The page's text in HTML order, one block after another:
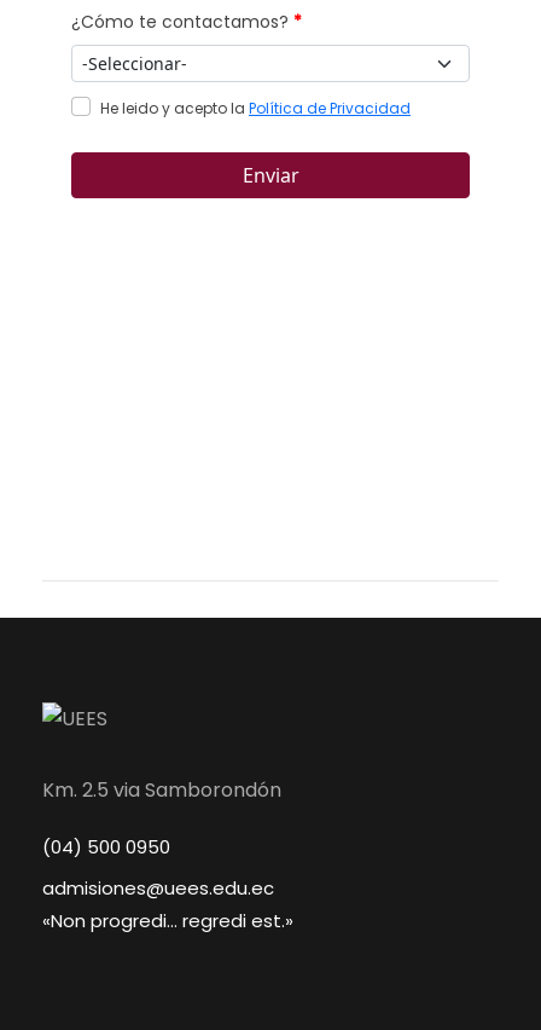
Km. 2.5 via Samborondón
(04) 500 0950
admisiones@uees.edu.ec
«Non progredi... regredi est.»